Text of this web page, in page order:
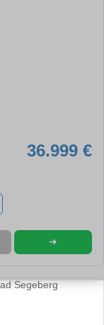
36.999 €
➜